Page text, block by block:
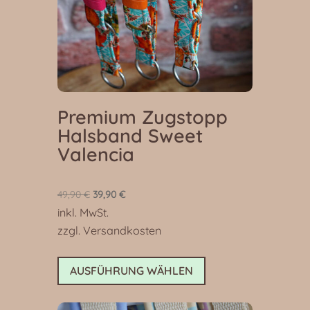
Produktseite
gewählt
werden
Premium Zugstopp
Halsband Sweet
Valencia
49,90€ Ursprünglicher
Preis
war:
39,90 €Aktueller
ist:
inkl. MwSt.
zzgl. Versandkosten
AUSFÜHRUNG WÄHLEN
Dieses
weist